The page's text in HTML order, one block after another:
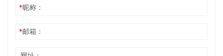
*昵称：
*邮箱：